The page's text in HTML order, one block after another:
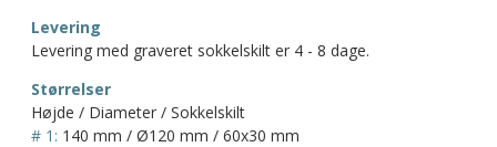
Levering
Levering med graveret sokkelskilt er 4 - 8 dage.
Størrelser
Højde / Diameter / Sokkelskilt
# 1: 140 mm / Ø120 mm / 60x30 mm